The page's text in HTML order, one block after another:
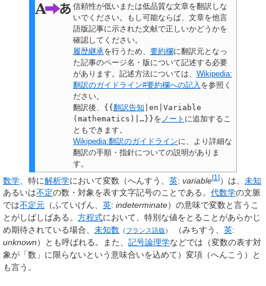
信頼性が低いまたは低品質な文章を翻訳しな
いでください。もし可能ならば、文章を他言
語版記事に示された文献で正しいかどうかを
確認してください。
履歴継承を行うため、 要約欄に翻訳元となっ
た記事のページ名・版について記述する必要
があります。記述方法については、 Wikipedia:
翻訳のガイドライン#要約欄への記入 を参照く
ださい。
翻訳後、 {{翻訳告知 |en|Variable
(mathematics)|…}}を ノート に追加するこ
ともできます。
Wikipedia:翻訳のガイドラインに、より詳細な
翻訳の手順・指針についての説明がありま
す。
数学 、特に解析学において変数 （へんすう、 英: variable[1 ]）は、 未知
あるいは不定の数・対象を表す文字記号のことである。 代数学の文脈
では不定元 （ふていげん、 英: indeterminate）の意味で変数と言うこ
とがしばしばある。 方程式において、特別な値をとることがあらかじ
め期待されている場合、 未知数 （ フランス語版 ） （みちすう、 英:
unknown）とも呼ばれる。また、 記号論理学などでは（変数の表す対
象が「数」に限らないという意味合いを込めて） 変項 （へんこう）と
も言う。